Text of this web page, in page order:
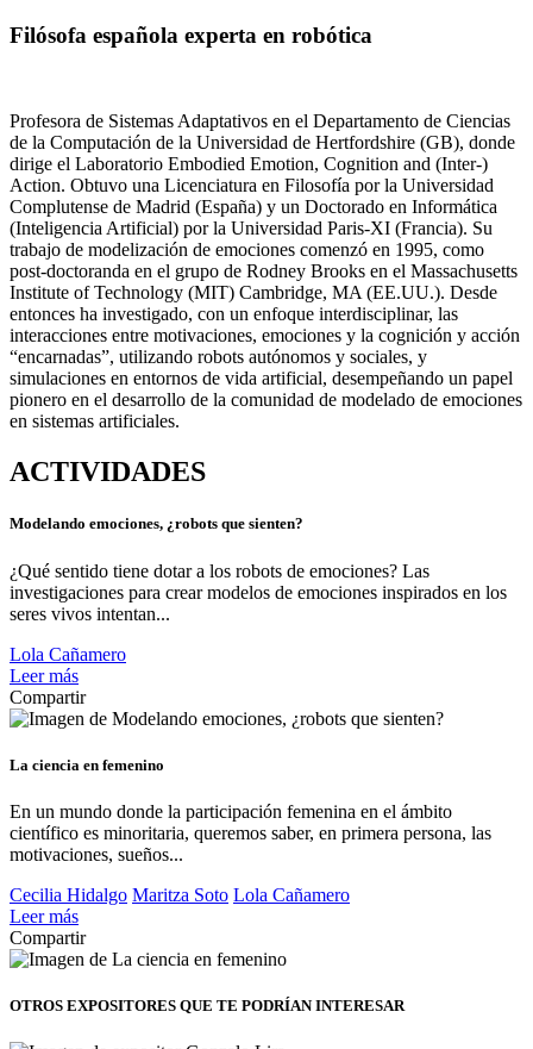
Filósofa española experta en robótica
Profesora de Sistemas Adaptativos en el Departamento de Ciencias
de la Computación de la Universidad de Hertfordshire (GB), donde
dirige el Laboratorio Embodied Emotion, Cognition and (Inter-)
Action. Obtuvo una Licenciatura en Filosofía por la Universidad
Complutense de Madrid (España) y un Doctorado en Informática
(Inteligencia Artificial) por la Universidad Paris-XI (Francia). Su
trabajo de modelización de emociones comenzó en 1995, como
post-doctoranda en el grupo de Rodney Brooks en el Massachusetts
Institute of Technology (MIT) Cambridge, MA (EE.UU.). Desde
entonces ha investigado, con un enfoque interdisciplinar, las
interacciones entre motivaciones, emociones y la cognición y acción
“encarnadas”, utilizando robots autónomos y sociales, y
simulaciones en entornos de vida artificial, desempeñando un papel
pionero en el desarrollo de la comunidad de modelado de emociones
en sistemas artificiales.
ACTIVIDADES
Modelando emociones, ¿robots que sienten?
¿Qué sentido tiene dotar a los robots de emociones? Las
investigaciones para crear modelos de emociones inspirados en los
seres vivos intentan...
Lola Cañamero
Leer más
Compartir
La ciencia en femenino
En un mundo donde la participación femenina en el ámbito
científico es minoritaria, queremos saber, en primera persona, las
motivaciones, sueños...
Cecilia Hidalgo Maritza Soto Lola Cañamero
Leer más
Compartir
OTROS EXPOSITORES QUE TE PODRÍAN INTERESAR